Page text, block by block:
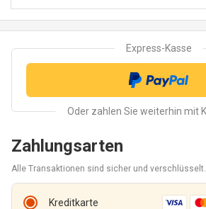
Zahlungsarten
Alle Transaktionen sind sicher und verschlüsselt.
Kreditkarte